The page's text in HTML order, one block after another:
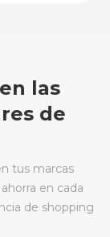
las
de
tus marcas
en cada
de shopping